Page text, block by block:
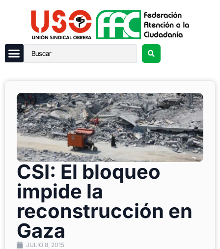
CSI: El bloqueo
impide la
reconstrucción en
Gaza
JULIO 8, 2015